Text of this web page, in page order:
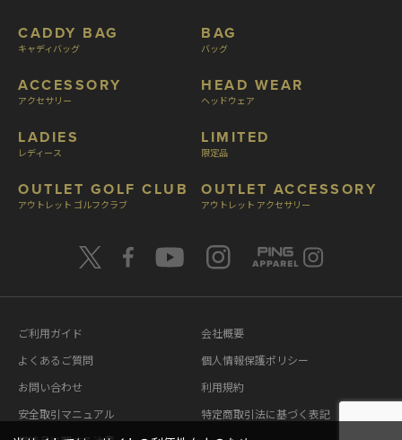
CADDY BAG
キャディバッグ
ACCESSORY
アクセサリー
LADIES
レディース
OUTLET GOLF CLUB
アウトレット ゴルフクラブ
BAG
バッグ
HEAD WEAR
ヘッドウェア
LIMITED
限定品
OUTLET ACCESSORY
アウトレット アクセサリー
ご利用ガイド
よくあるご質問
お問い合わせ
安全取引マニュアル
会社概要
個人情報保護ポリシー
利用規約
特定商取引法に基づく表記